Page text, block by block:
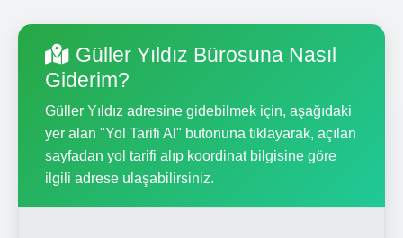
Güller Yıldız Bürosuna Nasıl
Giderim?
Güller Yıldız adresine gidebilmek için, aşağıdaki
yer alan "Yol Tarifi Al" butonuna tıklayarak, açılan
sayfadan yol tarifi alıp koordinat bilgisine göre
ilgili adrese ulaşabilirsiniz.